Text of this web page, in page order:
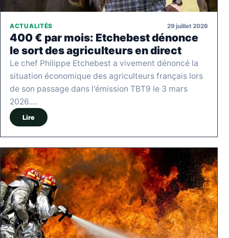
ACTUALITÉS 29 juillet 2026
400 € par mois: Etchebest dénonce
le sort des agriculteurs en direct
Le chef Philippe Etchebest a vivement dénoncé la
situation économique des agriculteurs français lors
de son passage dans l'émission TBT9 le 3 mars
2026.…
Lire